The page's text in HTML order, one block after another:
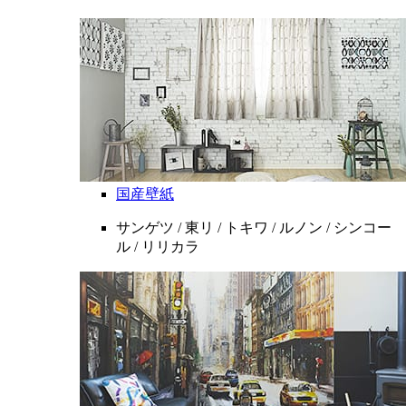
国産壁紙
サンゲツ / 東リ / トキワ / ルノン / シンコー
ル / リリカラ